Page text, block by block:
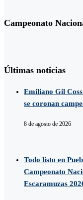
Campeonato
Últimas noticias
Emiliano Gil
se coronan
8 de agosto de 2026
Todo listo en
Campeonato
Escaramuzas